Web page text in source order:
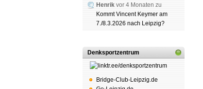
Henrik vor 4 Monaten zu
Kommt Vincent Keymer am
7./8.3.2026 nach Leipzig?
Denksportzentrum
Bridge-Club-Leipzig.de